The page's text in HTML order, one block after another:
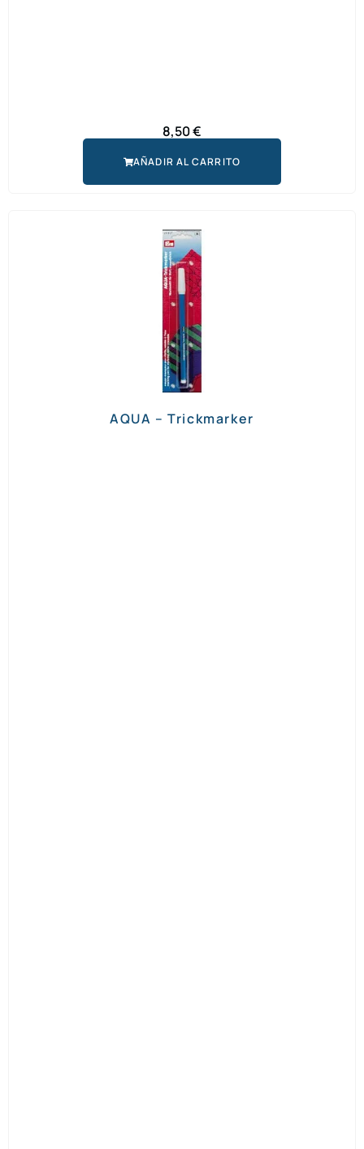
8,50€
AÑADIR AL CARRITO
AQUA – Trickmarker